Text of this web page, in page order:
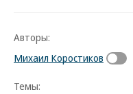
Авторы:
Михаил Коростиков
Темы: